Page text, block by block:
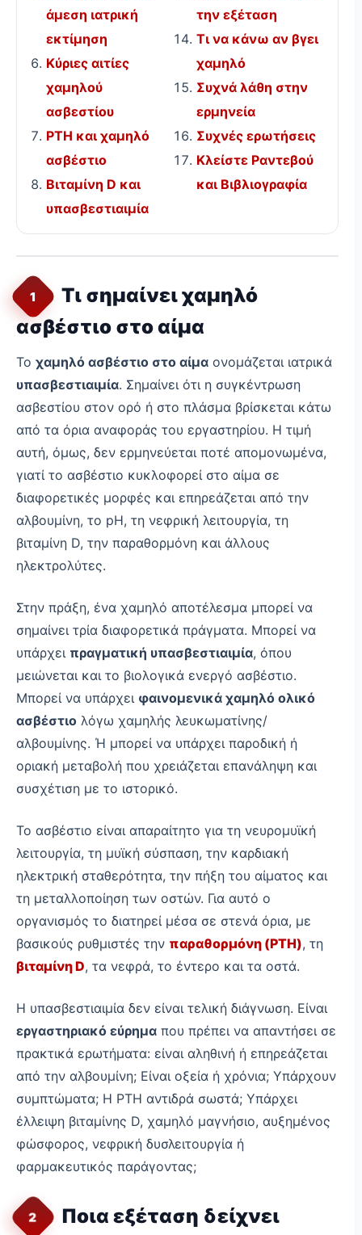
άμεση ιατρική
εκτίμηση
Κύριες αιτίες
χαμηλού
ασβεστίου
PTH και χαμηλό
ασβέστιο
Βιταμίνη D και
υπασβεστιαιμία
την εξέταση
Τι να κάνω αν βγει
χαμηλό
Συχνά λάθη στην
ερμηνεία
Συχνές ερωτήσεις
Κλείστε Ραντεβού
και Βιβλιογραφία
1
Τι σημαίνει χαμηλό
ασβέστιο στο αίμα
Το χαμηλό ασβέστιο στο αίμα ονομάζεται ιατρικά
υπασβεστιαιμία. Σημαίνει ότι η συγκέντρωση
ασβεστίου στον ορό ή στο πλάσμα βρίσκεται κάτω
από τα όρια αναφοράς του εργαστηρίου. Η τιμή
αυτή, όμως, δεν ερμηνεύεται ποτέ απομονωμένα,
γιατί το ασβέστιο κυκλοφορεί στο αίμα σε
διαφορετικές μορφές και επηρεάζεται από την
αλβουμίνη, το pH, τη νεφρική λειτουργία, τη
βιταμίνη D, την παραθορμόνη και άλλους
ηλεκτρολύτες.
Στην πράξη, ένα χαμηλό αποτέλεσμα μπορεί να
σημαίνει τρία διαφορετικά πράγματα. Μπορεί να
υπάρχει πραγματική υπασβεστιαιμία, όπου
μειώνεται και το βιολογικά ενεργό ασβέστιο.
Μπορεί να υπάρχει φαινομενικά χαμηλό ολικό
ασβέστιο λόγω χαμηλής λευκωματίνης/
αλβουμίνης. Ή μπορεί να υπάρχει παροδική ή
οριακή μεταβολή που χρειάζεται επανάληψη και
συσχέτιση με το ιστορικό.
Το ασβέστιο είναι απαραίτητο για τη νευρομυϊκή
λειτουργία, τη μυϊκή σύσπαση, την καρδιακή
ηλεκτρική σταθερότητα, την πήξη του αίματος και
τη μεταλλοποίηση των οστών. Για αυτό ο
οργανισμός το διατηρεί μέσα σε στενά όρια, με
βασικούς ρυθμιστές την παραθορμόνη (PTH), τη
βιταμίνη D, τα νεφρά, το έντερο και τα οστά.
Η υπασβεστιαιμία δεν είναι τελική διάγνωση. Είναι
εργαστηριακό εύρημα που πρέπει να απαντήσει σε
πρακτικά ερωτήματα: είναι αληθινή ή επηρεάζεται
από την αλβουμίνη; Είναι οξεία ή χρόνια; Υπάρχουν
συμπτώματα; Η PTH αντιδρά σωστά; Υπάρχει
έλλειψη βιταμίνης D, χαμηλό μαγνήσιο, αυξημένος
φώσφορος, νεφρική δυσλειτουργία ή
φαρμακευτικός παράγοντας;
2 Ποια εξέταση δείχνει